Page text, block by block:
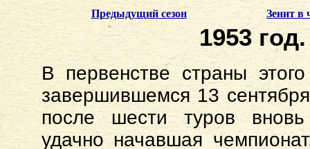
Предыдущий сезон Зенит в
1953
В первенстве страны
завершившемся 13
после шести туров
удачно начавшая